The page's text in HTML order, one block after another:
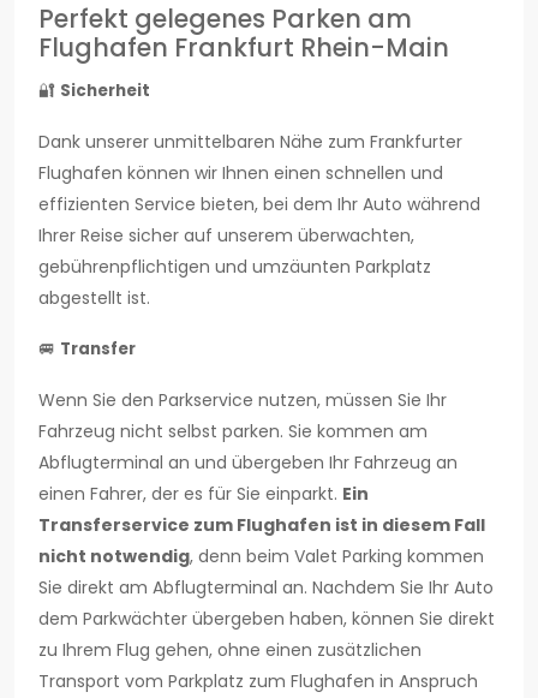
Perfekt gelegenes Parken am
Flughafen Frankfurt Rhein-Main
🔐 Sicherheit
Dank unserer unmittelbaren Nähe zum Frankfurter
Flughafen können wir Ihnen einen schnellen und
effizienten Service bieten, bei dem Ihr Auto während
Ihrer Reise sicher auf unserem überwachten,
gebührenpflichtigen und umzäunten Parkplatz
abgestellt ist.
🚐 Transfer
Wenn Sie den Parkservice nutzen, müssen Sie Ihr
Fahrzeug nicht selbst parken. Sie kommen am
Abflugterminal an und übergeben Ihr Fahrzeug an
einen Fahrer, der es für Sie einparkt. Ein
Transferservice zum Flughafen ist in diesem Fall
nicht notwendig, denn beim Valet Parking kommen
Sie direkt am Abflugterminal an. Nachdem Sie Ihr Auto
dem Parkwächter übergeben haben, können Sie direkt
zu Ihrem Flug gehen, ohne einen zusätzlichen
Transport vom Parkplatz zum Flughafen in Anspruch